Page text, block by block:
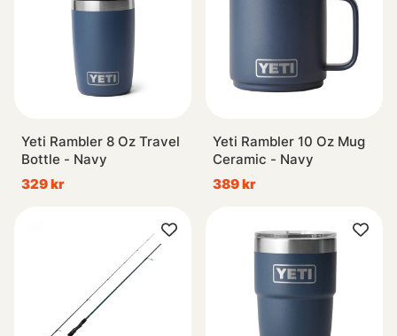
Yeti Rambler 8 Oz Travel
Bottle - Navy
329 kr
Yeti Rambler 10 Oz Mug
Ceramic - Navy
389 kr